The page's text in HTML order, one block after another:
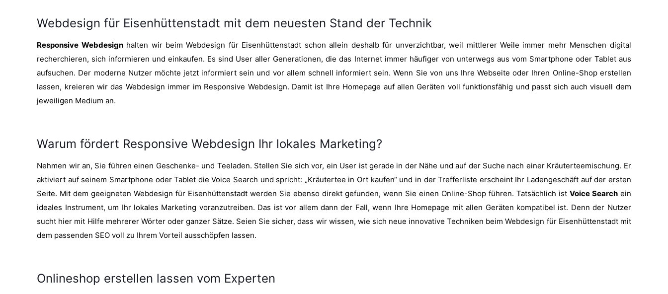
Webdesign für Eisenhüttenstadt mit dem neuesten Stand der Technik
Responsive Webdesignhalten wir beim Webdesign für Eisenhüttenstadt schon allein deshalb für unverzichtbar, weil mittlerer Weile immer mehr Menschen digital
recherchieren, sich informieren und einkaufen. Es sind User aller Generationen, die das Internet immer häufiger von unterwegs aus vom Smartphone oder Tablet aus
aufsuchen. Der moderne Nutzer möchte jetzt informiert sein und vor allem schnell informiert sein. Wenn Sie von uns Ihre Webseite oder Ihren Online-Shop erstellen
lassen, kreieren wir das Webdesign immer im Responsive Webdesign. Damit ist Ihre Homepage auf allen Geräten voll funktionsfähig und passt sich auch visuell dem
jeweiligen Medium an.
Warum fördert Responsive Webdesign Ihr lokales Marketing?
Nehmen wir an, Sie führen einen Geschenke- und Teeladen. Stellen Sie sich vor, ein User ist gerade in der Nähe und auf der Suche nach einer Kräuterteemischung. Er
aktiviert auf seinem Smartphone oder Tablet die Voice Search und spricht: „Kräutertee in Ort kaufen“ und in der Trefferliste erscheint Ihr Ladengeschäft auf der ersten
Seite. Mit dem geeigneten Webdesign für Eisenhüttenstadt werden Sie ebenso direkt gefunden, wenn Sie einen Online-Shop führen. Tatsächlich ist Voice Searchein
ideales Instrument, um Ihr lokales Marketing voranzutreiben. Das ist vor allem dann der Fall, wenn Ihre Homepage mit allen Geräten kompatibel ist. Denn der Nutzer
sucht hier mit Hilfe mehrerer Wörter oder ganzer Sätze. Seien Sie sicher, dass wir wissen, wie sich neue innovative Techniken beim Webdesign für Eisenhüttenstadt mit
dem passenden SEO voll zu Ihrem Vorteil ausschöpfen lassen.
Onlineshop erstellen lassen vom Experten